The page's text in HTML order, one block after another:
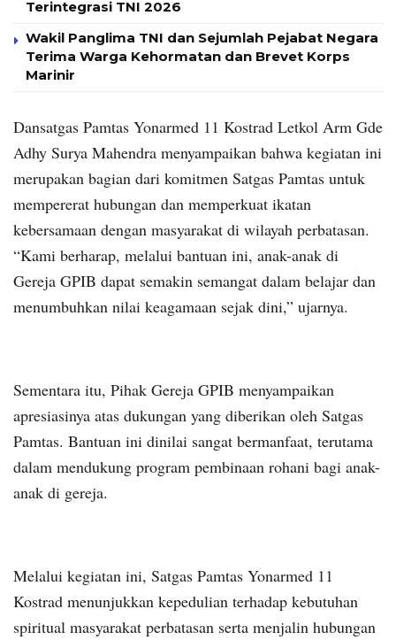
Terintegrasi TNI 2026
Wakil Panglima TNI dan Sejumlah Pejabat Negara
Terima Warga Kehormatan dan Brevet Korps
Marinir
Dansatgas Pamtas Yonarmed 11 Kostrad Letkol Arm Gde
Adhy Surya Mahendra menyampaikan bahwa kegiatan ini
merupakan bagian dari komitmen Satgas Pamtas untuk
mempererat hubungan dan memperkuat ikatan
kebersamaan dengan masyarakat di wilayah perbatasan.
“Kami berharap, melalui bantuan ini, anak-anak di
Gereja GPIB dapat semakin semangat dalam belajar dan
menumbuhkan nilai keagamaan sejak dini,” ujarnya.
Sementara itu, Pihak Gereja GPIB menyampaikan
apresiasinya atas dukungan yang diberikan oleh Satgas
Pamtas. Bantuan ini dinilai sangat bermanfaat, terutama
dalam mendukung program pembinaan rohani bagi anak-
anak di gereja.
Melalui kegiatan ini, Satgas Pamtas Yonarmed 11
Kostrad menunjukkan kepedulian terhadap kebutuhan
spiritual masyarakat perbatasan serta menjalin hubungan